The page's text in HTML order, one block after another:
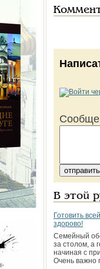
В этой
Готовить
здорово!
Семейный
за столом, а
начиная с
Очень важно